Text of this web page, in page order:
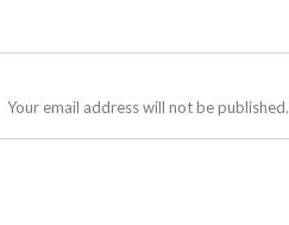
Your email address will not be published.